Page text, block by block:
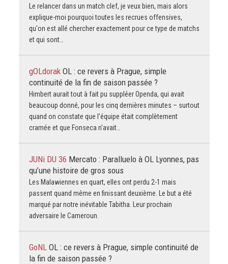
Le relancer dans un match clef, je veux bien, mais alors
explique-moi pourquoi toutes les recrues offensives,
qu'on est allé chercher exactement pour ce type de matchs
et qui sont…
gOLdorak OL : ce revers à Prague, simple
continuité de la fin de saison passée ?
Himbert aurait tout à fait pu suppléer Openda, qui avait
beaucoup donné, pour les cinq dernières minutes – surtout
quand on constate que l'équipe était complètement
cramée et que Fonseca n'avait…
JUNi DU 36 Mercato : Paralluelo à OL Lyonnes, pas
qu’une histoire de gros sous
Les Malawiennes en quart, elles ont perdu 2-1 mais
passent quand même en finissant deuxième. Le but a été
marqué par notre inévitable Tabitha. Leur prochain
adversaire le Cameroun.
GoNL OL : ce revers à Prague, simple continuité de
la fin de saison passée ?